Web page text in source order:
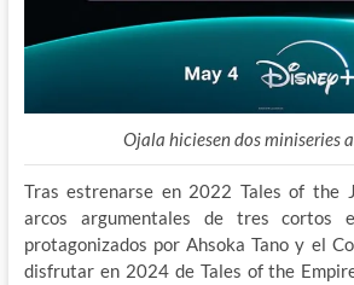
Ojala hiciesen dos miniseries
Tras estrenarse en 2022 Tales of the
arcos argumentales de tres cortos
protagonizados por Ahsoka Tano y el
disfrutar en 2024 de Tales of the